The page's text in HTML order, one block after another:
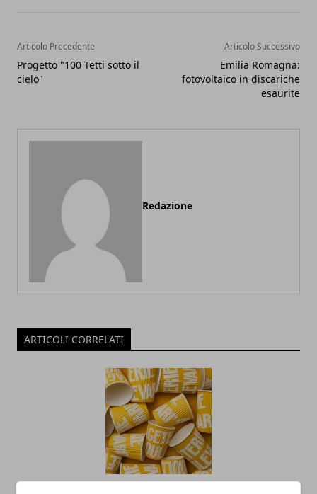
Articolo Precedente
Progetto "100 Tetti sotto il
cielo"
Articolo Successivo
Emilia Romagna:
fotovoltaico in discariche
esaurite
Redazione
ARTICOLI CORRELATI